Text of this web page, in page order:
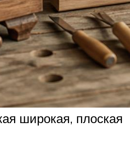
широкая, плоская